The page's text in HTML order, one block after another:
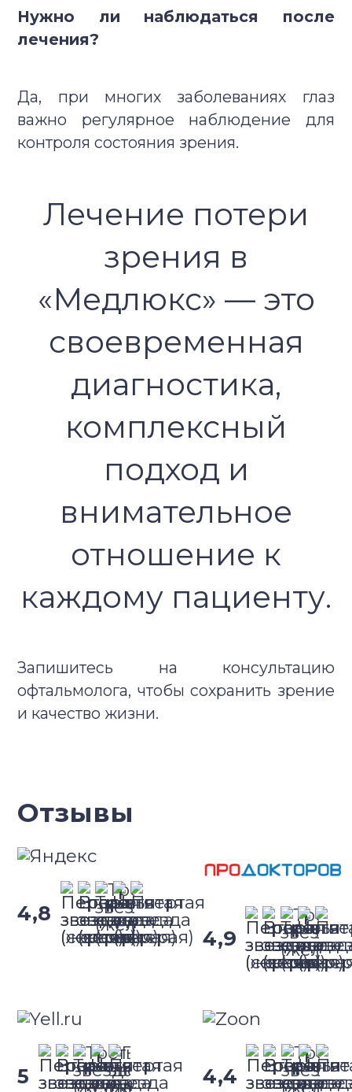
Нужно ли наблюдаться после
лечения?
Да, при многих заболеваниях глаз
важно регулярное наблюдение для
контроля состояния зрения.
Лечение потери
зрения в
«Медлюкс» — это
своевременная
диагностика,
комплексный
подход и
внимательное
отношение к
каждому пациенту.
Запишитесь на консультацию
офтальмолога, чтобы сохранить зрение
и качество жизни.
Отзывы
4,8
4,9
5 4,4